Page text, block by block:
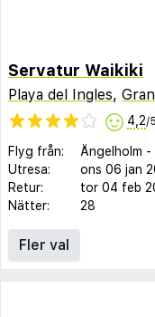
Servatur Waikiki
Playa del Ingles,
4,2/5
Flyg från: Ängelholm -
Utresa:
ons 06 jan
Retur:
tor 04 feb
Nätter:
28
Fler val